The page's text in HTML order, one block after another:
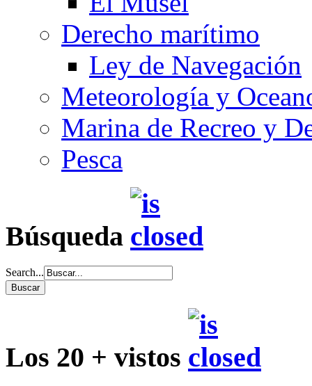
Derecho marítimo
Ley de Navegación
Meteorología y
Marina de Recreo y
Pesca
Búsqueda
Search...
Los 20 + vistos